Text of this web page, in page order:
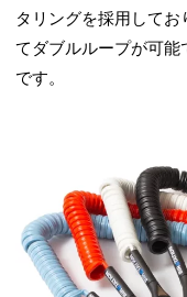
タリングを採用して
てダブルループが可
です。